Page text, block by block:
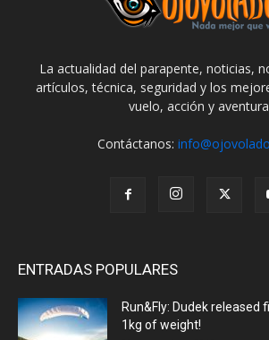
La actualidad del parapente, noticias,
artículos, técnica, seguridad y los
vuelo, acción y
Contáctanos:
ENTRADAS POPULARES
Run&Fly: Dudek released
1kg of weight!